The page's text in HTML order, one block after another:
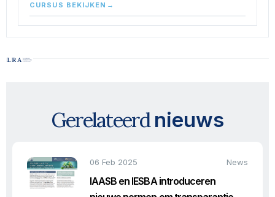
CURSUS BEKIJKEN →
Gerelateerdnieuws
06 Feb 2025 News
IAASB en IESBA introduceren